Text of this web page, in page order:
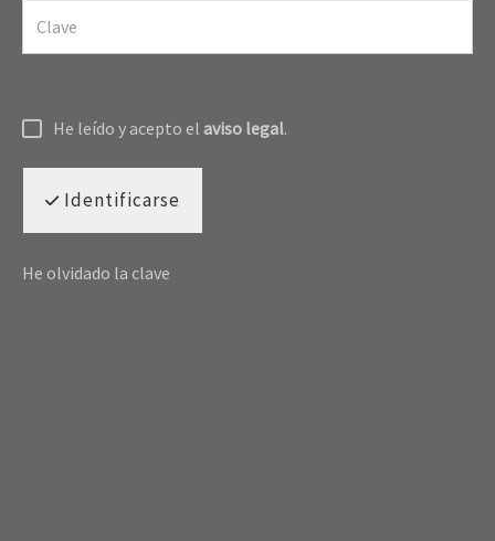
He leído y acepto el aviso legal.
Identificarse
He olvidado la clave